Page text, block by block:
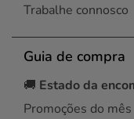
Trabalhe connosco
Guia de compra
🚚 Estado da
Promoções do mês